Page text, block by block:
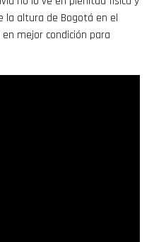
la altura de Bogotá en el
mejor condición para